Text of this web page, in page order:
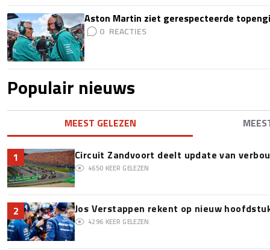
Aston Martin ziet gerespecteerde
0
Populair nieuws
MEEST GELEZEN
1 Circuit Zandvoort deelt update van
4650 KEER GELEZEN
2 Jos Verstappen rekent op nieuw
4296 KEER GELEZEN